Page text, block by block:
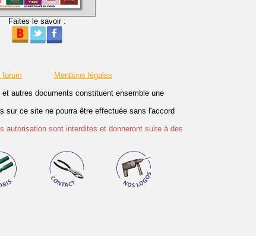
Faites le savoir :
forum
Mentions légales
autres documents constituent ensemble une
sur ce site ne pourra être effectuée sans l'accord
autorisation sont interdites et donneront suite à des